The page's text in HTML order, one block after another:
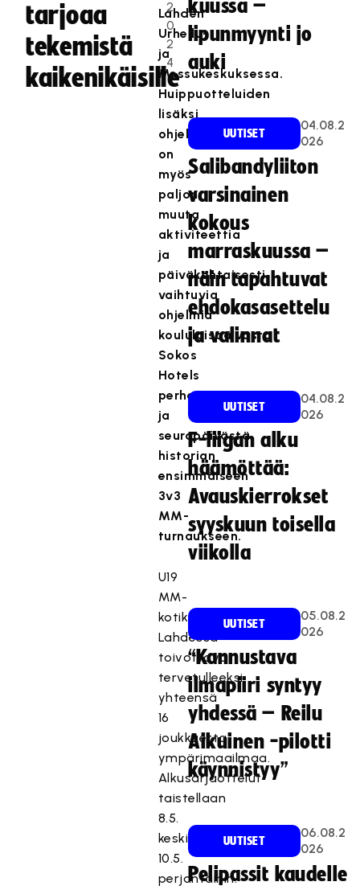
tarjoaa
tekemistä
kaikenikäisille
2
0
2
4
Lahden
Urheilu-
ja
Messukeskuksessa.
Huippuotteluiden
lisäksi
ohjelmassa
on
myös
paljon
muuta
aktiviteettia
ja
päiväkohtaisesti
vaihtuvia
ohjelmia
koululaispäivästä
Sokos
Hotels
perhepäivään
ja
seurapäivästä
historian
ensimmäiseen
3v3
MM-
turnaukseen.
U19
MM-
kotikisat
Lahdessa
toivottavat
tervetulleeksi
yhteensä
16
joukkuetta
ympärimaailmaa.
Alkusarjaottelut
taistellaan
8.5.
keskiviikosta
10.5.
perjantaihin.
kuussa –
lipunmyynti jo
auki
UUTISET
04.08.2
026
Salibandyliiton
varsinainen
kokous
marraskuussa –
näin tapahtuvat
ehdokasasettelu
ja valinnat
UUTISET
04.08.2
026
F-liigan alku
häämöttää:
Avauskierrokset
syyskuun toisella
viikolla
UUTISET
05.08.2
026
“Kannustava
ilmapiiri syntyy
yhdessä – Reilu
Aikuinen -pilotti
käynnistyy”
UUTISET
06.08.2
026
Pelipassit kaudelle